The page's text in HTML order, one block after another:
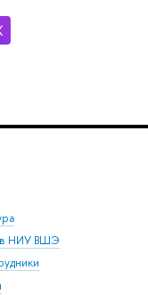
в НИУ ВШЭ